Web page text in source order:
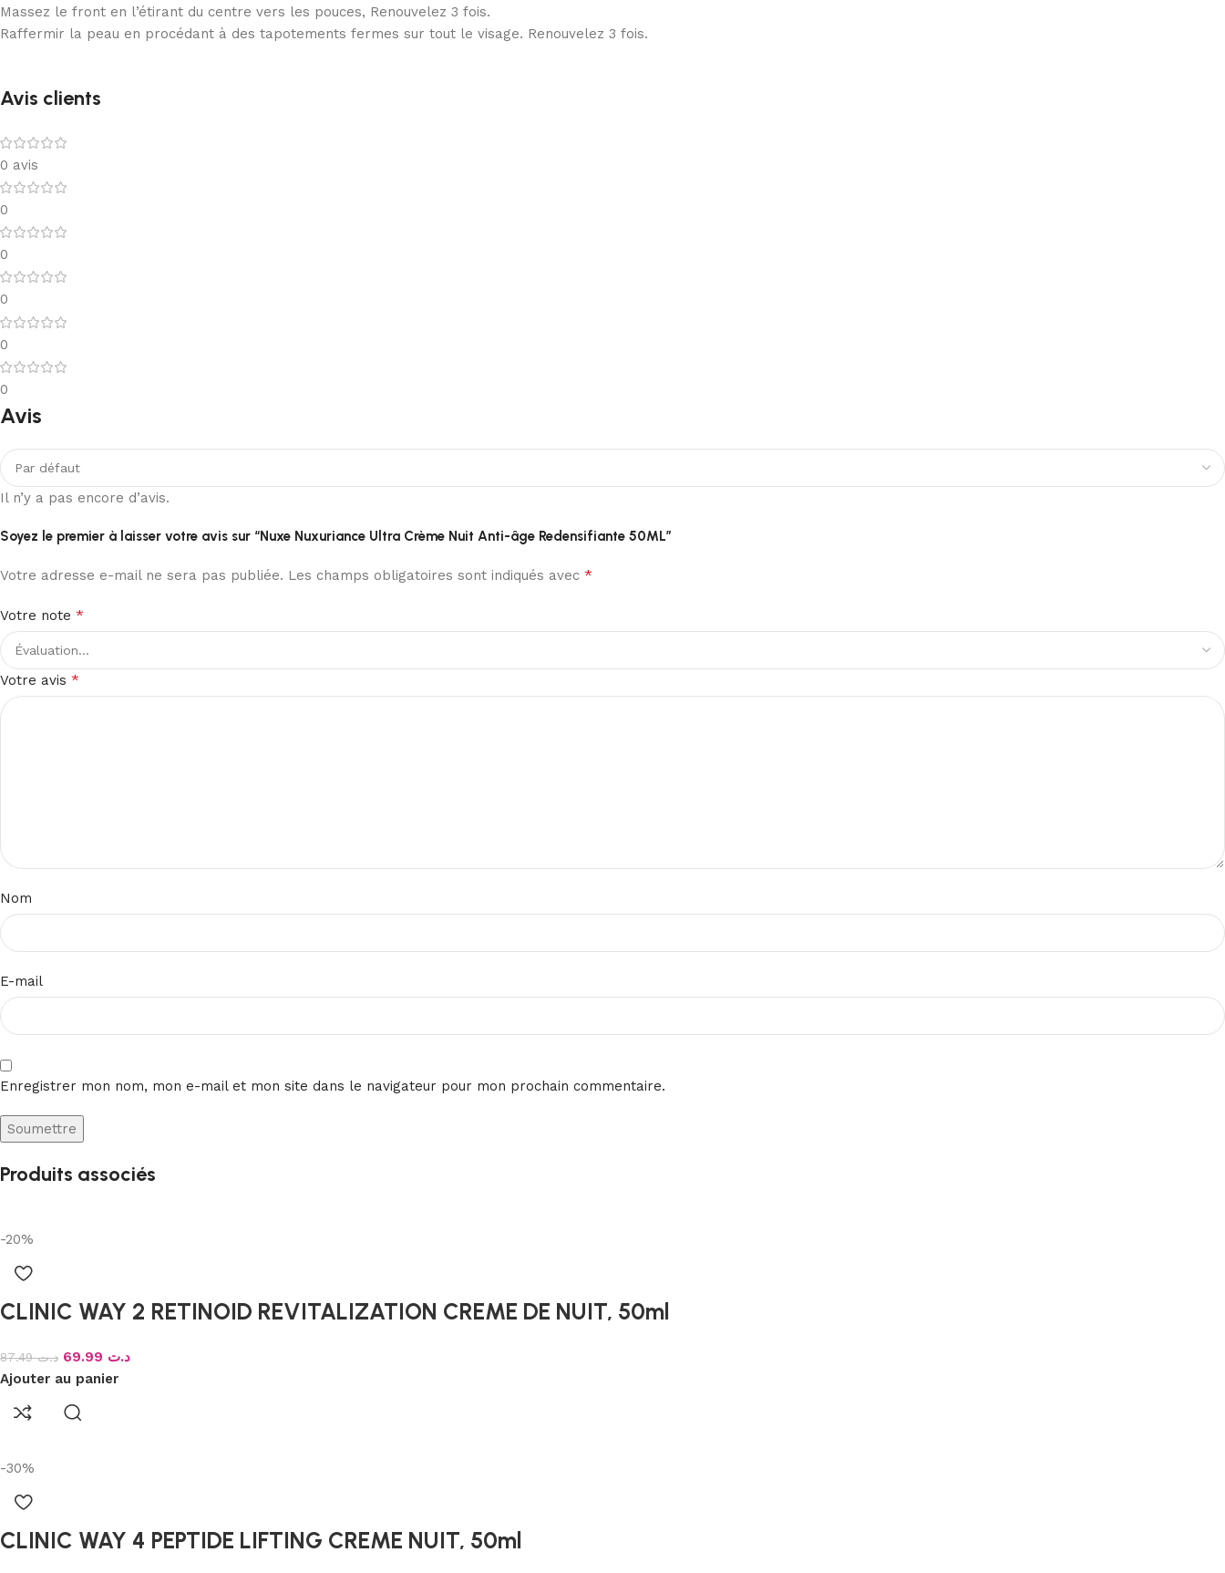
Massez le front en l’étirant du centre vers les pouces, Renouvelez 3 fois.
Raffermir la peau en procédant à des tapotements fermes sur tout le visage. Renouvelez 3 fois.
Avis clients
0 avis
0
0
0
0
0
Avis
Il n’y a pas encore d’avis.
Soyez le premier à laisser votre avis sur “Nuxe Nuxuriance Ultra Crème Nuit Anti-âge Redensifiante 50ML”
Votre adresse e-mail ne sera pas publiée. Les champs obligatoires sont indiqués avec *
Votre note *
Votre avis *
Nom
E-mail
Enregistrer mon nom, mon e-mail et mon site dans le navigateur pour mon prochain commentaire.
Produits associés
-20%
CLINIC WAY 2 RETINOID REVITALIZATION CREME DE NUIT, 50ml
د.ت87.49 د.ت
Ajouter au panier
-30%
CLINIC WAY 4 PEPTIDE LIFTING CREME NUIT, 50ml